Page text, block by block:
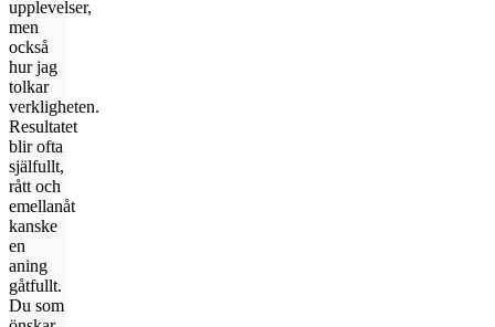
upplevelser,
men
också
hur jag
tolkar
verkligheten.
Resultatet
blir ofta
själfullt,
rått och
emellanåt
kanske
en
aning
gåtfullt.
Du som